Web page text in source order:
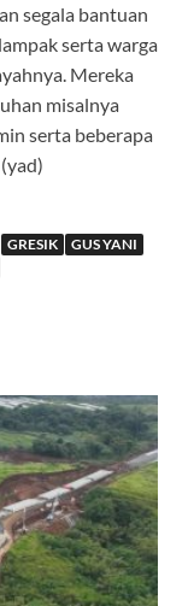
segala bantuan
serta warga
Mereka
misalnya
serta beberapa
GRESIK
GUS YANI